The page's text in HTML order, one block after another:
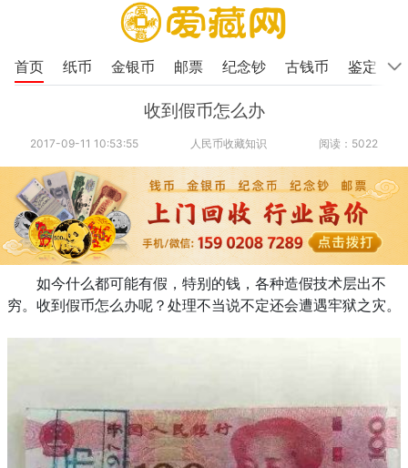
首页 纸币 金银币 邮票 纪念钞 古钱币 鉴定
收到假币怎么办
2017-09-11 10:53:55 人民币收藏知识 阅读：5022
如今什么都可能有假，特别的钱，各种造假技术层出不
穷。收到假币怎么办呢？处理不当说不定还会遭遇牢狱之灾。